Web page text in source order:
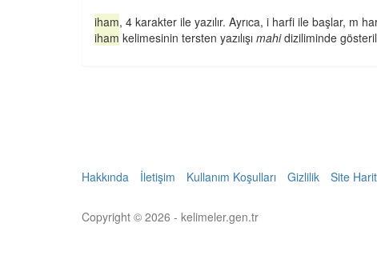
iham, 4 karakter ile yazılır. Ayrıca, i harfi ile başlar, m
iham kelimesinin tersten yazılışı mahidiziliminde
Hakkında İletişim Kullanım Koşulları Gizlilik Site
Copyright © 2026 - kelimeler.gen.tr